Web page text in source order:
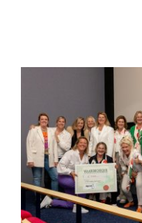
door
Putten e.o.